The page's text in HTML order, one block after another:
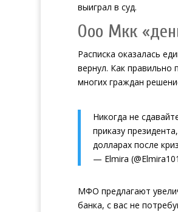
выиграл в суд.
Ооо Мкк
Расписка оказалась
вернул. Как правильно
многих граждан
Никогда не
приказу
долларах после
— Elmira
МФО предлагают
банка, с вас не